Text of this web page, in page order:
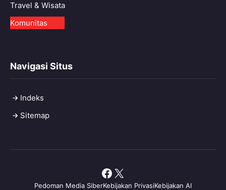
Travel & Wisata
Komunitas
Navigasi Situs
Indeks
Sitemap
Pedoman Media SiberKebijakan PrivasiKebijakan AI
Facebook
X